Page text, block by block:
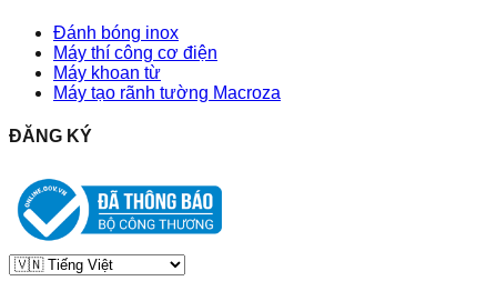
Đánh bóng inox
Máy thí công cơ điện
Máy khoan từ
Máy tạo rãnh tường Macroza
ĐĂNG KÝ